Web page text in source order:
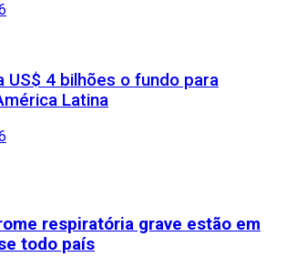
US$ 4 bilhões o fundo para
Latina
respiratória grave estão em
todo país